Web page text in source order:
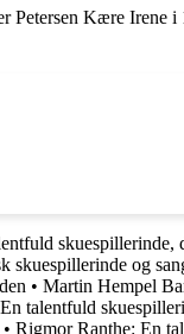
Kære Irene
skuespillerinde,
skuespillerinde og
• Martin Hempel
talentfuld
• Rigmor Ranthe: En